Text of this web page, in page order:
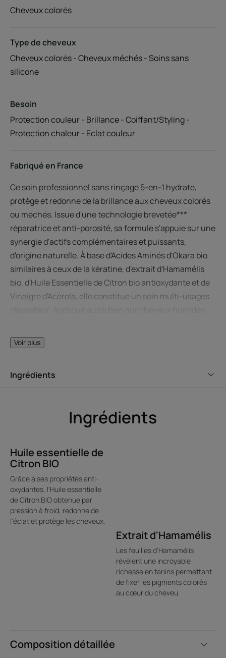
Cheveux colorés
Type de cheveux
Cheveux colorés - Cheveux méchés - Soins sans
silicone
Besoin
Protection couleur - Brillance - Coiffant/Styling -
Protection chaleur - Eclat couleur
Fabriqué en France
Ce soin professionnel sans rinçage 5-en-1 hydrate,
protège et redonne de la brillance aux cheveux colorés
ou méchés. Issue d'une technologie brevetée***
réparatrice et anti-porosité, sa formule s'appuie sur une
synergie d'actifs complémentaires et puissants,
d'origine naturelle. À base d'Acides Aminés d'Okara bio
similaires à ceux de la kératine, d'extrait d'Hamamélis
bio, d'Huile Essentielle de Citron bio antioxydante et de
Vinaigre d'Acérola, elle constitue un soin multi-usages
la fibre capillaire tout en préservant l'intensité de la
couleur et en boostant la brillance instantanément. Sa
un fini non gras et facilite le coiffage. En un instant, la
Avantages
Le soin professionnel thermo-protecteur qui associe une
technologie brevetée** réparatrice et anti-porosité à un
cocktail d'actifs experts d'origine naturelle pour révéler
l'éclat en un instant et faciliter le coiffage des cheveux
colorés ou méchés. Sans rinçage.
• Protège les cheveux de la chaleur : exerce une action
thermo-protectrice jusqu'à 230 °C*.
• Facilite le coiffage : grâce à sa Technologie brevetée
grâce au Vinaigre d'Acérola pour une meilleure réflexion
de la lumière.
Voir plus
Ingrédients
Ingrédients
Composition détaillée
Huile essentielle de
Citron BIO
Grâce à ses propriétés anti-
oxydantes, l'Huile essentielle
de Citron BIO obtenue par
pression à froid, redonne de
l'éclat et protège les cheveux.
Extrait d'Hamamélis
Les feuilles d'Hamamélis
révèlent une incroyable
richesse en tanins permettant
de fixer les pigments colorés
au cœur du cheveu.